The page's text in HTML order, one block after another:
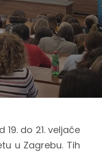
do 21. veljače
u Zagrebu. Tih